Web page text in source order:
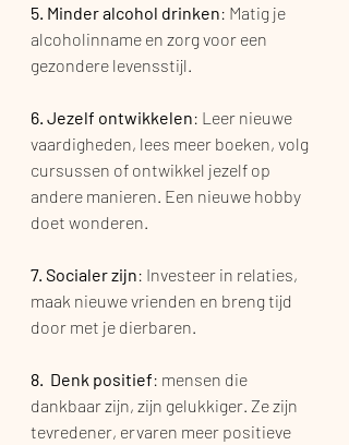
5. Minder alcohol drinken: Matig je
alcoholinname en zorg voor een
gezondere levensstijl.
6. Jezelf ontwikkelen: Leer nieuwe
vaardigheden, lees meer boeken, volg
cursussen of ontwikkel jezelf op
andere manieren. Een nieuwe hobby
doet wonderen.
7. Socialer zijn: Investeer in relaties,
maak nieuwe vrienden en breng tijd
door met je dierbaren.
8.  Denk positief: mensen die
dankbaar zijn, zijn gelukkiger. Ze zijn
tevredener, ervaren meer positieve